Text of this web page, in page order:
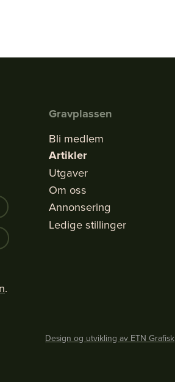
Gravplassen
Bli medlem
Artikler
Utgaver
Om oss
Annonsering
Ledige stillinger
.
Design og utvikling av ETN Grafisk